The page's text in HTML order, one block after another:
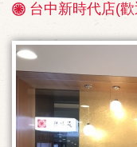
店
鋪
情
報
台中新時代店(